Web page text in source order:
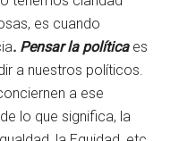
es cuando
. Pensar la políticaes
a nuestros políticos.
a ese
lo que significa, la